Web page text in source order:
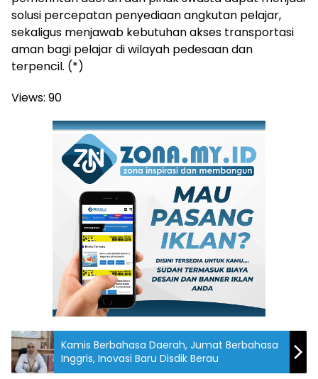
solusi percepatan penyediaan angkutan pelajar,
sekaligus menjawab kebutuhan akses transportasi
aman bagi pelajar di wilayah pedesaan dan
terpencil. (*)
Views: 90
Kamis Berbahasa Daerah, Jumat Berbahasa
Inggris, Inovasi Baru Disdik Berau